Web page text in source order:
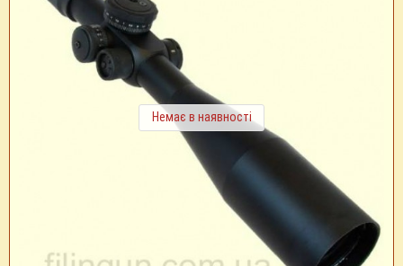
Немає в наявності